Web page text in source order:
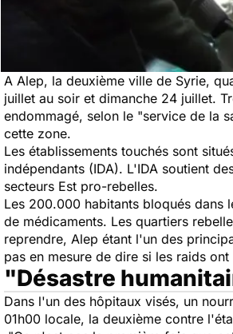
A Alep, la deuxième ville de Syrie,
juillet au soir et dimanche 24 juillet.
endommagé, selon le "service de la
cette zone.
Les établissements touchés sont
indépendants (IDA). L'IDA soutient
secteurs Est pro-rebelles.
Les 200.000 habitants bloqués dans
de médicaments. Les quartiers
reprendre, Alep étant l'un des
pas en mesure de dire si les raids
"Désastre
Dans l'un des hôpitaux visés, un
01h00 locale, la deuxième contre